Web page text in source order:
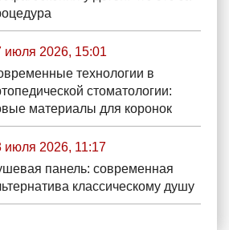
июля 2026, 15:01
технологии в
стоматологии:
материалы для коронок
июля 2026, 11:17
панель: современная
классическому душу